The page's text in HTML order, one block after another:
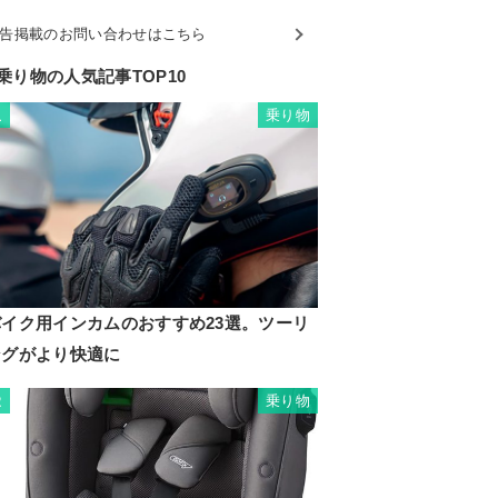
掲載のお問い合わせはこちら
り物の人気記事TOP10
乗り物
ク用インカムのおすすめ23選。ツーリ
がより快適に
乗り物